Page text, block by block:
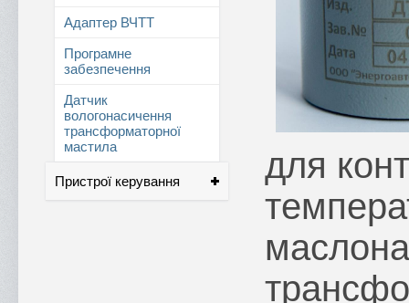
Адаптер ВЧТТ
Програмне
забезпечення
Датчик
вологонасичення
трансформаторної
мастила
Пристрої керування
для